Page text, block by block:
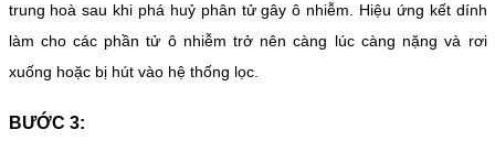
trung hoà sau khi phá huỷ phân tử gây ô nhiễm. Hiệu ứng kết dính
làm cho các phần tử ô nhiễm trở nên càng lúc càng nặng và rơi
xuống hoặc bị hút vào hệ thống lọc.
BƯỚC 3: